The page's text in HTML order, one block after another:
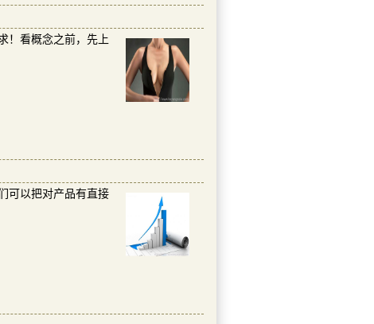
！看概念之前，先上
可以把对产品有直接